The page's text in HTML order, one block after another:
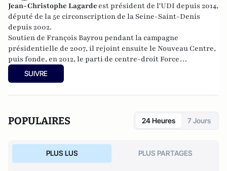
Jean-Christophe Lagarde est président de l'UDI depuis 2014,
député de la 5e circonscription de la Seine-Saint-Denis
depuis 2002.
Soutien de François Bayrou pendant la campagne
présidentielle de 2007, il rejoint ensuite le Nouveau Centre,
puis fonde, en 2012, le parti de centre-droit Force
européenne démocrate. En septembre 2012, il rejoint l'UDI
lancée par Jean-Louis Borloo.
SUIVRE
POPULAIRES 24 Heures 7 Jours
PLUS LUS PLUS PARTAGES